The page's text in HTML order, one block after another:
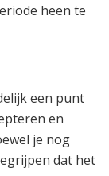
heen te
een punt
en
je nog
dat het